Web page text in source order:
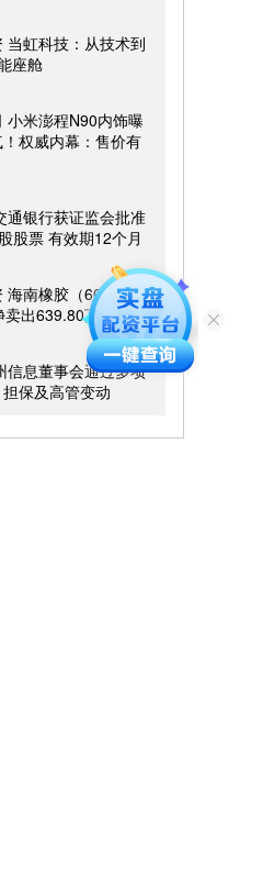
当虹科技：从技术到
座舱
小米澎程N90内饰曝
权威内幕：售价有
通银行获证监会批准
股票 有效期12个月
海南橡胶（601118）
出639.80万元
信息董事会通过多项
保及高管变动